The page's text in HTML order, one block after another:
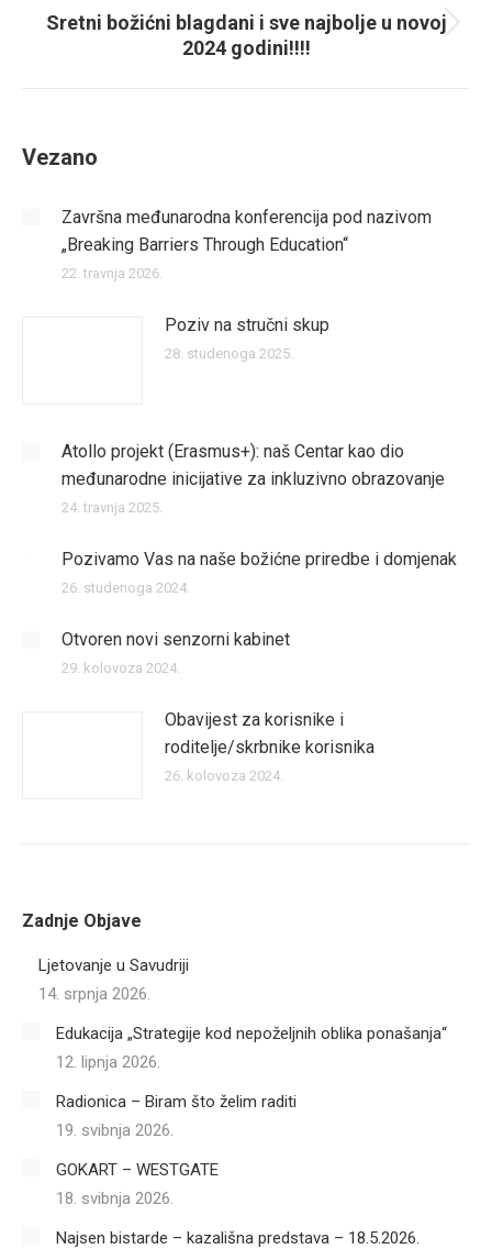
Next
Sretni božićni blagdani i sve najbolje u novoj
2024 godini!!!!
Vezano
Završna međunarodna konferencija pod nazivom
„Breaking Barriers Through Education“
22. travnja 2026.
Poziv na stručni skup
28. studenoga 2025.
Atollo projekt (Erasmus+): naš Centar kao dio
međunarodne inicijative za inkluzivno obrazovanje
24. travnja 2025.
Pozivamo Vas na naše božićne priredbe i domjenak
26. studenoga 2024.
Otvoren novi senzorni kabinet
29. kolovoza 2024.
Obavijest za korisnike i
roditelje/skrbnike korisnika
26. kolovoza 2024.
Zadnje Objave
Ljetovanje u Savudriji
14. srpnja 2026.
Edukacija „Strategije kod nepoželjnih oblika ponašanja“
12. lipnja 2026.
Radionica – Biram što želim raditi
19. svibnja 2026.
GOKART – WESTGATE
18. svibnja 2026.
Najsen bistarde – kazališna predstava – 18.5.2026.